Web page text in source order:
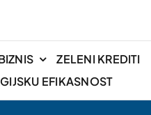
ZELENI KREDITI
EFIKASNOST